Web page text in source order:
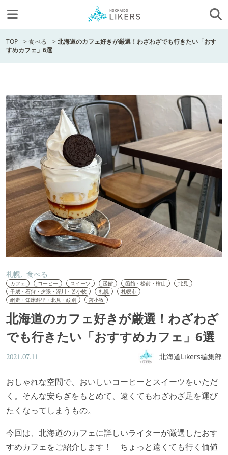
TOP >食べる >北海道のカフェ好きが厳選！わざわざでも行きたい「おす
すめカフェ」6選
札幌 食べる
カフェ コーヒー スイーツ 函館 函館・松前・檜山
北見
千歳・石狩・夕張・深川・苫小牧
札幌
札幌市
網走・知床斜里・北見・紋別
苫小牧
北海道のカフェ好きが厳選！わざわざ
でも行きたい「おすすめカフェ」6選
2021.07.11 北海道Likers編集部
おしゃれな空間で、おいしいコーヒーとスイーツをいただ
く。そんな安らぎをもとめて、遠くてもわざわざ足を運び
たくなってしまうもの。
今回は、北海道のカフェに詳しいライターが厳選したおす
すめカフェをご紹介します！ ちょっと遠くても行く価値